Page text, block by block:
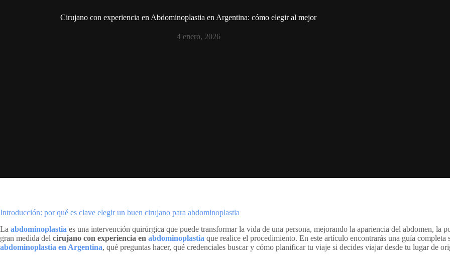
Cirujano con experiencia en Abdominoplastia en Argentina: cómo elegir al mejor
4 enero, 2026
Introducción: por qué es clave elegir un buen cirujano para abdominoplastia
La abdominoplastia es una intervención quirúrgica que puede transformar la vida de una persona, mejorando la apariencia del abdomen, la
gran medida del cirujano con experiencia en abdominoplastia que realice el procedimiento. En este artículo encontrarás una guía
abdominoplastia en Argentina, qué preguntas hacer, qué credenciales buscar y cómo planificar tu viaje si decides viajar desde tu lugar de